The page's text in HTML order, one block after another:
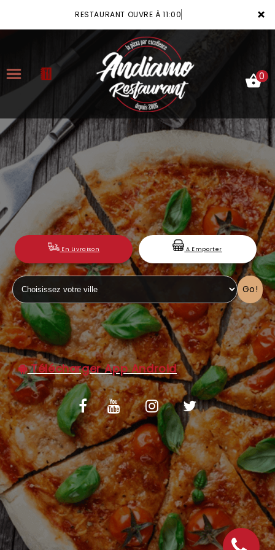
×
RESTAURANT OUVRE À 11:00
ACCUEIL
LA CARTE
VOTRE COMPTE
NOTRE RESTAURANT
VOS AVIS
MENTIONS LÉGALES
C.G.V
0
En Livraison A Emporter
Go!
Télécharger App Android